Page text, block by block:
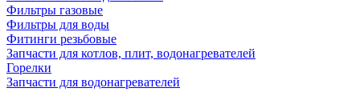
Фильтры газовые
Фильтры для воды
Фитинги резьбовые
Запчасти для котлов, плит, водонагревателей
Горелки
Запчасти для водонагревателей